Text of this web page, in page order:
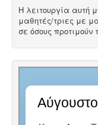
Η λειτουργία αυτή
μαθητές/τριες με
σε όσους προτιμούν